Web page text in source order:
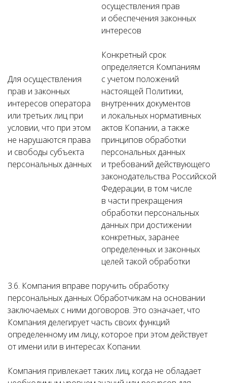
Для осуществления
прав и законных
интересов оператора
или третьих лиц при
условии, что при этом
не нарушаются права
и свободы субъекта
персональных данных
осуществления прав
и обеспечения законных
интересов
Конкретный срок
определяется Компаниям
с учетом положений
настоящей Политики,
внутренних документов
и локальных нормативных
актов Копании, а также
принципов обработки
персональных данных
и требований действующего
законодательства Российской
Федерации, в том числе
в части прекращения
обработки персональных
данных при достижении
конкретных, заранее
определенных и законных
целей такой обработки
3.6. Компания вправе поручить обработку
персональных данных Обработчикам на основании
заключаемых с ними договоров. Это означает, что
Компания делегирует часть своих функций
определенному им лицу, которое при этом действует
от имени или в интересах Копании.
Компания привлекает таких лиц, когда не обладает